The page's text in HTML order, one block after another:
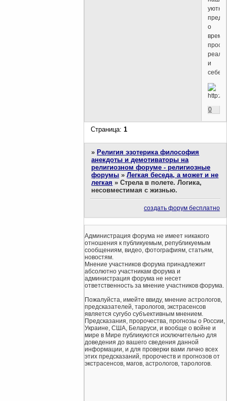
о
и
себе.
0
Страница:1
» Религия эзотерика философия
анекдоты и демотиваторы на
религиозном форуме - религиозные
форумы »Легкая беседа, а может и не
легкая »Стрела в полете. Логика,
несовместимая с жизнью.
создать форум бесплатно
Администрация форума не имеет никакого
отношения к публикуемым, републикуемым
сообщениям, видео, фотографиям, статьям,
новостям.
Мнение участников форума принадлежит
абсолютно участникам форума и
администрация форума не несет
ответственность за мнение участников форума.
Пожалуйста, имейте ввиду, мнение астрологов,
предсказателей, тарологов, экстрасенсов
является сугубо субъективным мнением.
Предсказания, пророчества, прогнозы о России,
Украине, США, Беларуси, и вообще о войне и
мире в Мире публикуются исключительно для
доведения до вашего сведения данной
информации, и для проверки вами лично всех
этих предсказаний, пророчеств и прогнозов от
экстрасенсов, магов, астрологов, тарологов.